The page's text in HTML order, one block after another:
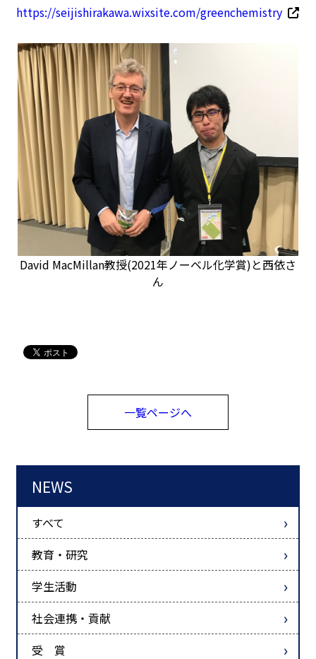
https://seijishirakawa.wixsite.com/greenchemistry
David MacMillan教授(2021年ノーベル化学賞)と西依さ
ん
一覧ページへ
NEWS
すべて
教育・研究
学生活動
社会連携・貢献
受 賞